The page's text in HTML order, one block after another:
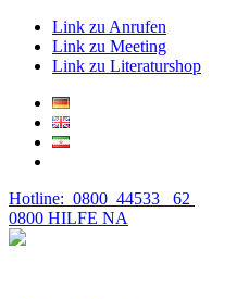
Link zu Anrufen
Link zu Meeting
Link zu Literaturshop
Hotline: 0800 44533 62
0800 HILFE NA